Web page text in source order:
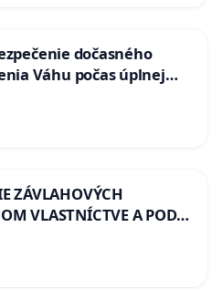
dočasného
Váhu počas úplnej
v Komárne
ZÁVLAHOVÝCH
VLASTNÍCTVE A POD
REPUBLIKY & žiadosť
stavu závlahových a
na Slovensku